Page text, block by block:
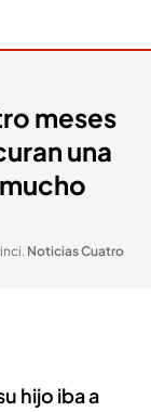
meses
una
. Noticias Cuatro
hijo iba a